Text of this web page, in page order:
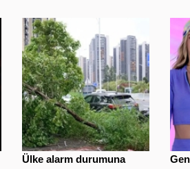
Ülke alarm durumuna